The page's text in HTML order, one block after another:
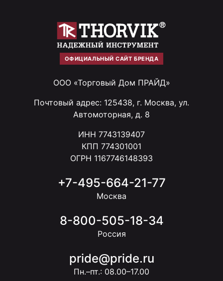
ОФИЦИАЛЬНЫЙ САЙТ БРЕНДА
ООО «Торговый Дом ПРАЙД»
Почтовый адрес: 125438, г. Москва, ул.
Автомоторная, д. 8
ИНН 7743139407
КПП 774301001
ОГРН 1167746148393
+7-495-664-21-77
Москва
8-800-505-18-34
Россия
pride@pride.ru
Пн.–пт.: 08.00–17.00